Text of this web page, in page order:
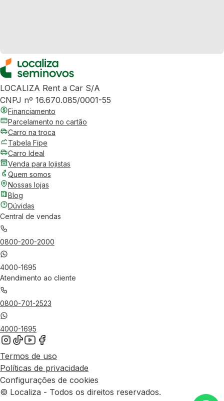
LOCALIZA Rent a Car S/A
CNPJ nº 16.670.085/0001-55
Financiamento
Parcelamento no cartão
Carro na troca
Tabela Fipe
Carro Ideal
Venda para lojistas
Quem somos
Nossas lojas
Blog
Dúvidas
Central de vendas
0800-200-2000
4000-1695
Atendimento ao cliente
0800-701-2523
4000-1695
Termos de uso
Políticas de privacidade
Configurações de cookies
© Localiza - Todos os direitos reservados.